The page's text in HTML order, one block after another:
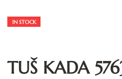
IN STOCK
TUŠ KADA